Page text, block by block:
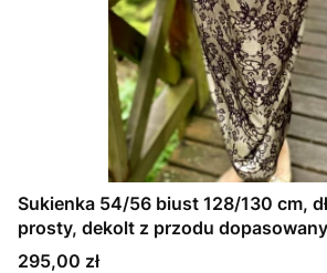
Sukienka 54/56 biust 128/130 cm,
prosty, dekolt z przodu
CZARNA KORONKA NA KREMOWEJ
Cena
295,00 zł